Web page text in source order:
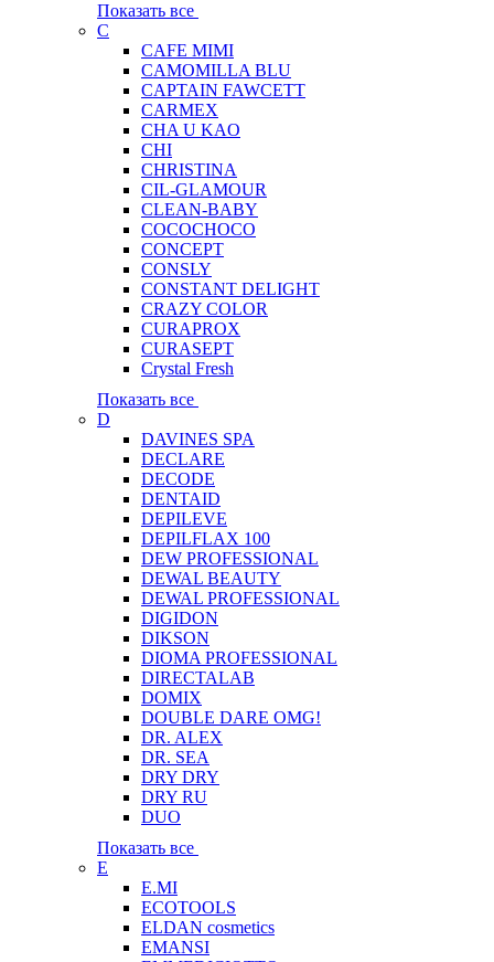
Показать все
C
CAFE MIMI
CAMOMILLA BLU
CAPTAIN FAWCETT
CARMEX
CHA U KAO
CHI
CHRISTINA
CIL-GLAMOUR
CLEAN-BABY
COCOCHOCO
CONCEPT
CONSLY
CONSTANT DELIGHT
CRAZY COLOR
CURAPROX
CURASEPT
Crystal Fresh
Показать все
D
DAVINES SPA
DECLARE
DECODE
DENTAID
DEPILEVE
DEPILFLAX 100
DEW PROFESSIONAL
DEWAL BEAUTY
DEWAL PROFESSIONAL
DIGIDON
DIKSON
DIOMA PROFESSIONAL
DIRECTALAB
DOMIX
DOUBLE DARE OMG!
DR. ALEX
DR. SEA
DRY DRY
DRY RU
DUO
Показать все
E
E.MI
ECOTOOLS
ELDAN cosmetics
EMANSI